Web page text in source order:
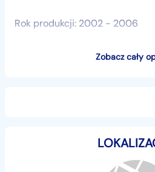
Rok produkcji: 2002 - 2006
Posiadamy szeroki asortyment
pozostałych ogłoszeniach.
Zobacz cały